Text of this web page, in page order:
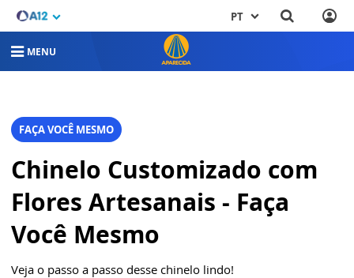
PT
MENU
FAÇA VOCÊ MESMO
Chinelo Customizado com
Flores Artesanais - Faça
Você Mesmo
Veja o passo a passo desse chinelo lindo!